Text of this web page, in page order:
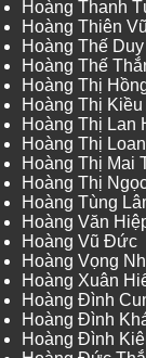
Hoàng Thanh
Hoàng Thiên Vũ
Hoàng Thế Duy
Hoàng Thế
Hoàng Thị
Hoàng Thị Kiều
Hoàng Thị Lan
Hoàng Thị Loan
Hoàng Thị Mai
Hoàng Thị
Hoàng Tùng
Hoàng Văn
Hoàng Vũ Đức
Hoàng Vọng
Hoàng Xuân
Hoàng Đình
Hoàng Đình
Hoàng Đình